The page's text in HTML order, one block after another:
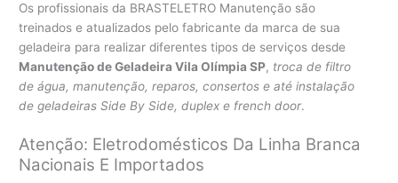
Os profissionais da BRASTELETRO Manutenção são
treinados e atualizados pelo fabricante da marca de sua
geladeira para realizar diferentes tipos de serviços desde
Manutenção de Geladeira Vila Olímpia SP, troca de filtro
de água, manutenção, reparos, consertos e até instalação
de geladeiras Side By Side, duplex e french door.
Atenção: Eletrodomésticos Da Linha Branca
Nacionais E Importados